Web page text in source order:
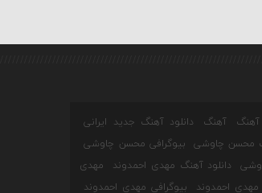
آهنگ آهنگ
دانلود آهنگ جدید ایرانی
محسن چاوشی
بیوگرافی محسن چاوشی
دانلود آهنگ مهدی احمدوند
مهدی
احمدوند بیوگرافی مهدی احمدوند